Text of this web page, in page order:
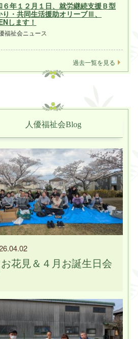
６年１２月１日、就労継続支援Ｂ型
り・共同生活援助オリーブⅢ、
します！
福祉会ニュース
過去一覧を見る
人優福祉会Blog
花見＆４月お誕生日会